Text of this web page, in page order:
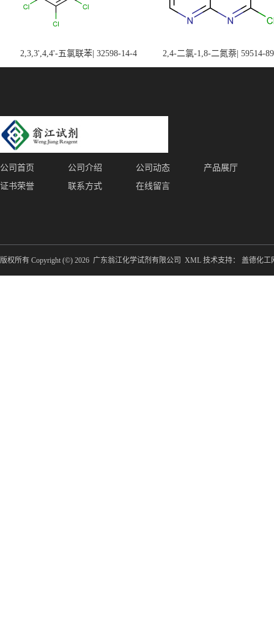
2,3,3',4,4'-五氯联苯| 32598-14-4 2,4-二氯-1,8-二氮萘| 59514-
公司首页 公司介绍 公司动态
产品展厅
证书荣誉
联系方式 在线留言
版权所有 Copyright (©) 2026 广东翁江化学试剂有限公司 XML 技术支持： 盖德化工